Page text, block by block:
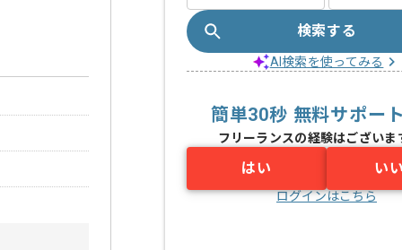
検索する
AI検索を使ってみる
簡単30秒 無料サポー
フリーランスの経験はございま
はい い
ログインはこちら